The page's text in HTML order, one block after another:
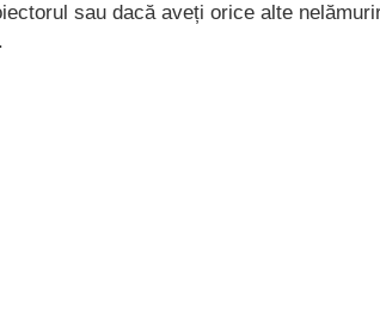
sau dacă aveți orice alte